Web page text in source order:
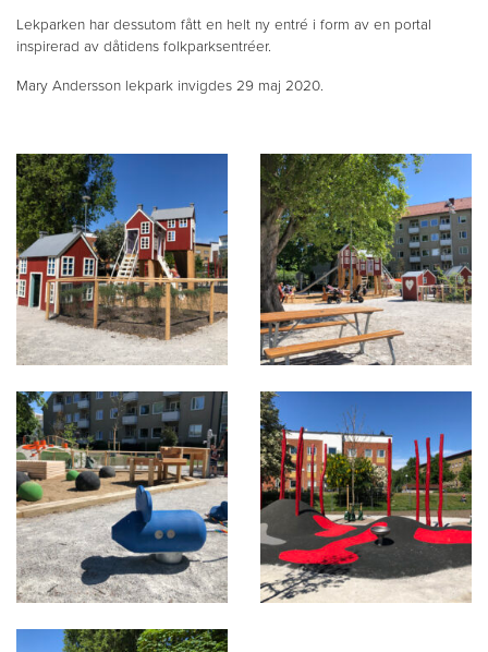
Lekparken har dessutom fått en helt ny entré i form av en portal
inspirerad av dåtidens folkparksentréer.
Mary Andersson lekpark invigdes 29 maj 2020.